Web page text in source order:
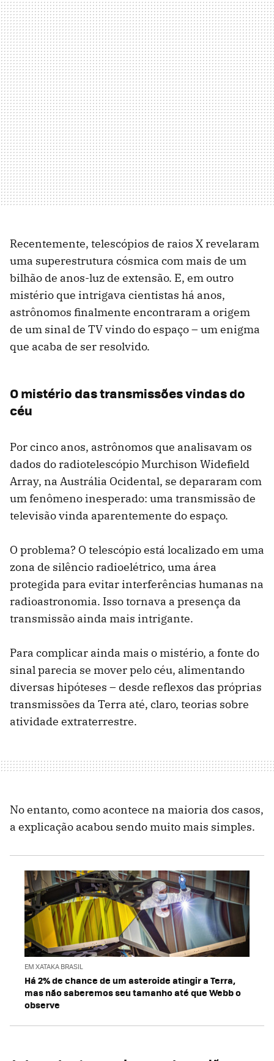
Recentemente, telescópios de raios X revelaram
uma superestrutura cósmica com mais de um
bilhão de anos-luz de extensão. E, em outro
mistério que intrigava cientistas há anos,
astrônomos finalmente encontraram a origem
de um sinal de TV vindo do espaço – um enigma
que acaba de ser resolvido.
O mistério das transmissões vindas do
céu
Por cinco anos, astrônomos que analisavam os
dados do radiotelescópio Murchison Widefield
Array, na Austrália Ocidental, se depararam com
um fenômeno inesperado: uma transmissão de
televisão vinda aparentemente do espaço.
O problema? O telescópio está localizado em uma
zona de silêncio radioelétrico, uma área
protegida para evitar interferências humanas na
radioastronomia. Isso tornava a presença da
transmissão ainda mais intrigante.
Para complicar ainda mais o mistério, a fonte do
sinal parecia se mover pelo céu, alimentando
diversas hipóteses – desde reflexos das próprias
transmissões da Terra até, claro, teorias sobre
atividade extraterrestre.
No entanto, como acontece na maioria dos casos,
a explicação acabou sendo muito mais simples.
EM XATAKA BRASIL
Há 2% de chance de um asteroide atingir a Terra,
mas não saberemos seu tamanho até que Webb o
observe